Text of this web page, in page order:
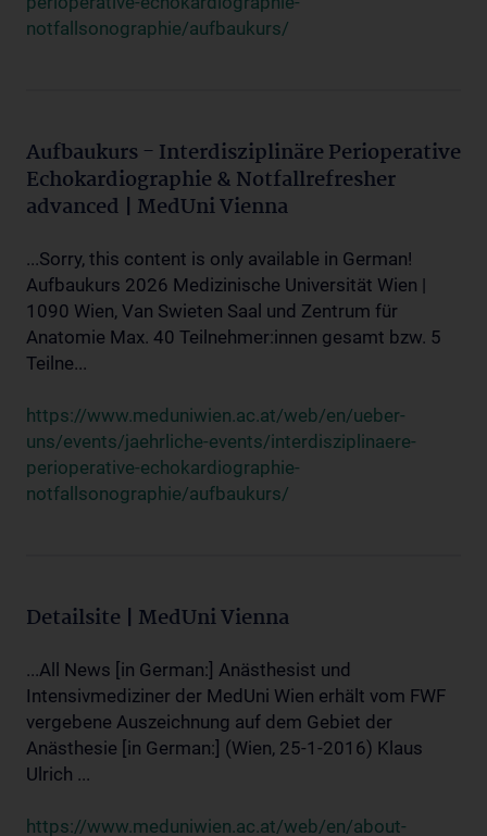
notfallsonographie/aufbaukurs/
Aufbaukurs - Interdisziplinäre Perioperative
Echokardiographie & Notfallrefresher
advanced | MedUni Vienna
...Sorry, this content is only available in German!
Aufbaukurs 2026 Medizinische Universität Wien |
1090 Wien, Van Swieten Saal und Zentrum für
Anatomie Max. 40 Teilnehmer:innen gesamt bzw. 5
Teilne...
https://www.meduniwien.ac.at/web/en/ueber-
uns/events/jaehrliche-events/interdisziplinaere-
perioperative-echokardiographie-
notfallsonographie/aufbaukurs/
Detailsite | MedUni Vienna
...All News [in German:] Anästhesist und
Intensivmediziner der MedUni Wien erhält vom FWF
vergebene Auszeichnung auf dem Gebiet der
Anästhesie [in German:] (Wien, 25-1-2016) Klaus
Ulrich ...
https://www.meduniwien.ac.at/web/en/about-